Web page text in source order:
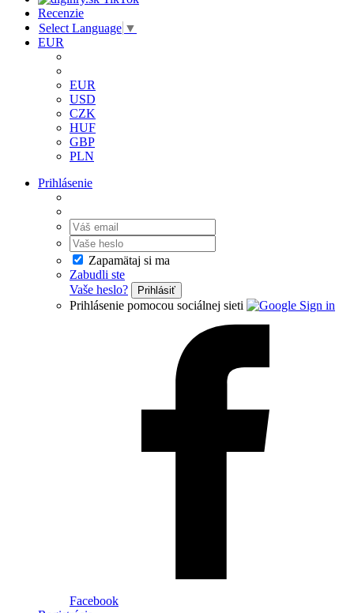
Recenzie
Select Language ▼
EUR
EUR
USD
CZK
HUF
GBP
PLN
Prihlásenie
Zapamätaj si ma
Zabudli ste
Vaše heslo?
Prihlásiť
Prihlásenie pomocou sociálnej sieti
Facebook